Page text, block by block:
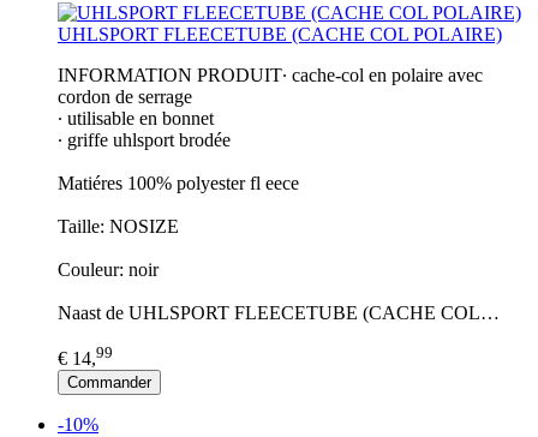
UHLSPORT FLEECETUBE (CACHE COL POLAIRE)
INFORMATION PRODUIT∙ cache-col en polaire avec
cordon de serrage
∙ utilisable en bonnet
∙ griffe uhlsport brodée
Matiéres 100% polyester fl eece
Taille: NOSIZE
Couleur: noir
Naast de UHLSPORT FLEECETUBE (CACHE COL…
€ 14,99
Commander
-10%